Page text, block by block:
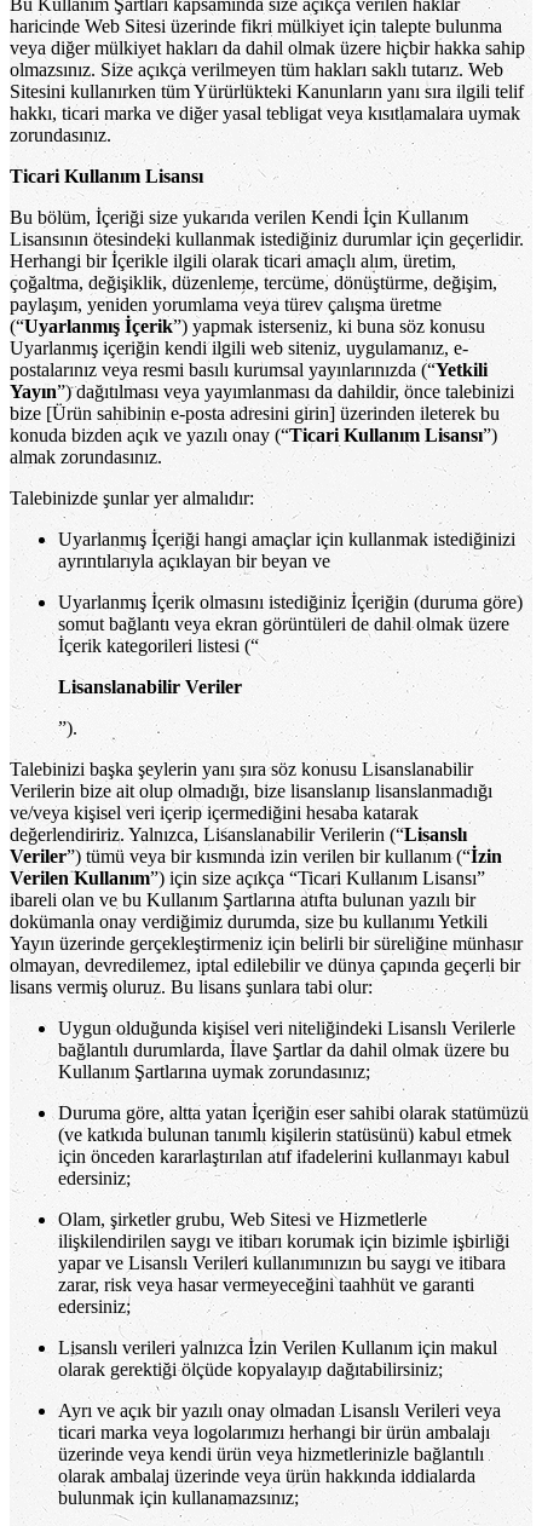
haricinde Web Sitesi üzerinde fikri mülkiyet için talepte bulunma
veya diğer mülkiyet hakları da dahil olmak üzere hiçbir hakka sahip
olmazsınız. Size açıkça verilmeyen tüm hakları saklı tutarız. Web
Sitesini kullanırken tüm Yürürlükteki Kanunların yanı sıra ilgili telif
hakkı, ticari marka ve diğer yasal tebligat veya kısıtlamalara uymak
zorundasınız.
Ticari Kullanım Lisansı
Bu bölüm, İçeriği size yukarıda verilen Kendi İçin Kullanım
Lisansının ötesindeki kullanmak istediğiniz durumlar için geçerlidir.
Herhangi bir İçerikle ilgili olarak ticari amaçlı alım, üretim,
çoğaltma, değişiklik, düzenleme, tercüme, dönüştürme, değişim,
paylaşım, yeniden yorumlama veya türev çalışma üretme
(“Uyarlanmış İçerik”) yapmak isterseniz, ki buna söz konusu
Uyarlanmış içeriğin kendi ilgili web siteniz, uygulamanız, e-
postalarınız veya resmi basılı kurumsal yayınlarınızda (“Yetkili
Yayın”) dağıtılması veya yayımlanması da dahildir, önce talebinizi
bize [Ürün sahibinin e-posta adresini girin] üzerinden ileterek bu
konuda bizden açık ve yazılı onay (“Ticari Kullanım Lisansı”)
almak zorundasınız.
Talebinizde şunlar yer almalıdır:
Uyarlanmış İçeriği hangi amaçlar için kullanmak istediğinizi
ayrıntılarıyla açıklayan bir beyan ve
Uyarlanmış İçerik olmasını istediğiniz İçeriğin (duruma göre)
somut bağlantı veya ekran görüntüleri de dahil olmak üzere
İçerik kategorileri listesi (“
Lisanslanabilir Veriler
”).
Talebinizi başka şeylerin yanı sıra söz konusu Lisanslanabilir
Verilerin bize ait olup olmadığı, bize lisanslanıp lisanslanmadığı
ve/veya kişisel veri içerip içermediğini hesaba katarak
değerlendiririz. Yalnızca, Lisanslanabilir Verilerin (“Lisanslı
Veriler”) tümü veya bir kısmında izin verilen bir kullanım (“İzin
Verilen Kullanım”) için size açıkça “Ticari Kullanım Lisansı”
ibareli olan ve bu Kullanım Şartlarına atıfta bulunan yazılı bir
dokümanla onay verdiğimiz durumda, size bu kullanımı Yetkili
Yayın üzerinde gerçekleştirmeniz için belirli bir süreliğine münhasır
olmayan, devredilemez, iptal edilebilir ve dünya çapında geçerli bir
lisans vermiş oluruz. Bu lisans şunlara tabi olur:
Uygun olduğunda kişisel veri niteliğindeki Lisanslı Verilerle
bağlantılı durumlarda, İlave Şartlar da dahil olmak üzere bu
Kullanım Şartlarına uymak zorundasınız;
Duruma göre, altta yatan İçeriğin eser sahibi olarak statümüzü
(ve katkıda bulunan tanımlı kişilerin statüsünü) kabul etmek
için önceden kararlaştırılan atıf ifadelerini kullanmayı kabul
edersiniz;
Olam, şirketler grubu, Web Sitesi ve Hizmetlerle
ilişkilendirilen saygı ve itibarı korumak için bizimle işbirliği
yapar ve Lisanslı Verileri kullanımınızın bu saygı ve itibara
zarar, risk veya hasar vermeyeceğini taahhüt ve garanti
edersiniz;
Lisanslı verileri yalnızca İzin Verilen Kullanım için makul
olarak gerektiği ölçüde kopyalayıp dağıtabilirsiniz;
Ayrı ve açık bir yazılı onay olmadan Lisanslı Verileri veya
ticari marka veya logolarımızı herhangi bir ürün ambalajı
üzerinde veya kendi ürün veya hizmetlerinizle bağlantılı
olarak ambalaj üzerinde veya ürün hakkında iddialarda
bulunmak için kullanamazsınız;